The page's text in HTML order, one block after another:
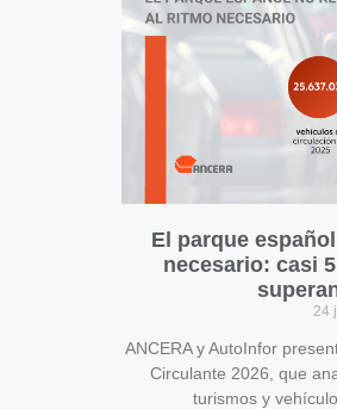
El parque
necesario: casi
24
ANCERA y AutoInfor
Circulante 2026, que
turismos y